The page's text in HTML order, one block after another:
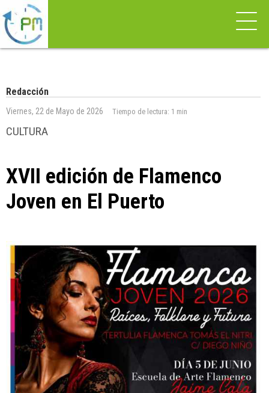
Redacción
Viernes, 22 de Mayo de 2026 Tiempo de lectura: 1 min
CULTURA
XVII edición de Flamenco
Joven en El Puerto